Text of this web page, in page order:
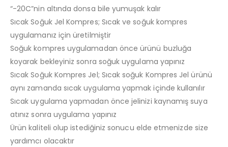
“-20C”nin altında donsa bile yumuşak kalır
Sıcak Soğuk Jel Kompres; Sıcak ve soğuk kompres
uygulamanız için üretilmiştir
Soğuk kompres uygulamadan önce ürünü buzluğa
koyarak bekleyiniz sonra soğuk uygulama yapınız
Sıcak Soğuk Kompres Jel; Sıcak soğuk Kompres Jel ürünü
aynı zamanda sıcak uygulama yapmak içinde kullanılır
Sıcak uygulama yapmadan önce jelinizi kaynamış suya
atınız sonra uygulama yapınız
Ürün kaliteli olup istediğiniz sonucu elde etmenizde size
yardımcı olacaktır